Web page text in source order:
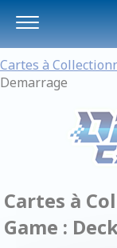
Cartes à
Demarrage
Cartes à
Game :